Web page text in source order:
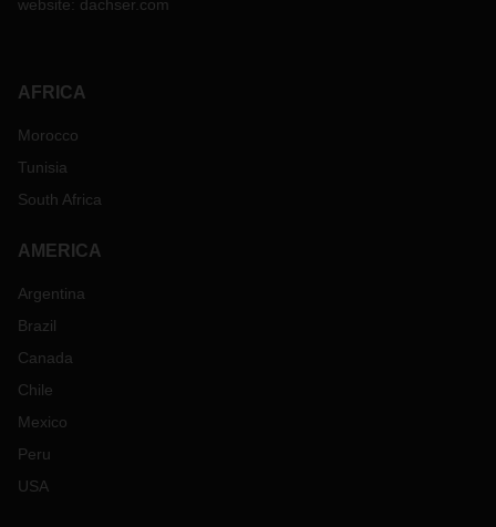
website: dachser.com
AFRICA
Morocco
Tunisia
South Africa
AMERICA
Argentina
Brazil
Canada
Chile
Mexico
Peru
USA